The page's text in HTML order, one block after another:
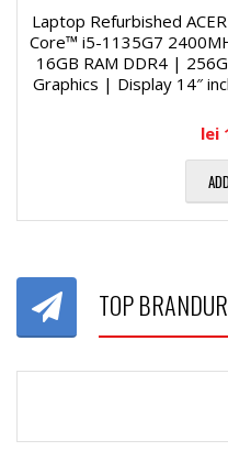
Laptop Refurbished
Core™ i5-1135G7
16GB RAM DDR4 |
Graphics | Display 14″
lei
TOP